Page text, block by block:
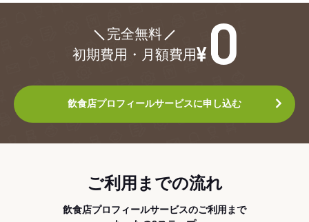
完全無料
初期費用・月額費用
飲食店プロフィールサービスに申し込む
ご利用までの流れ
飲食店プロフィールサービスのご利用まで